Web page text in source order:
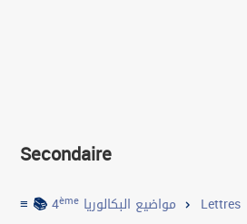
Secondaire
≡ 📚4ème مواضيع البكالوريا Lettres